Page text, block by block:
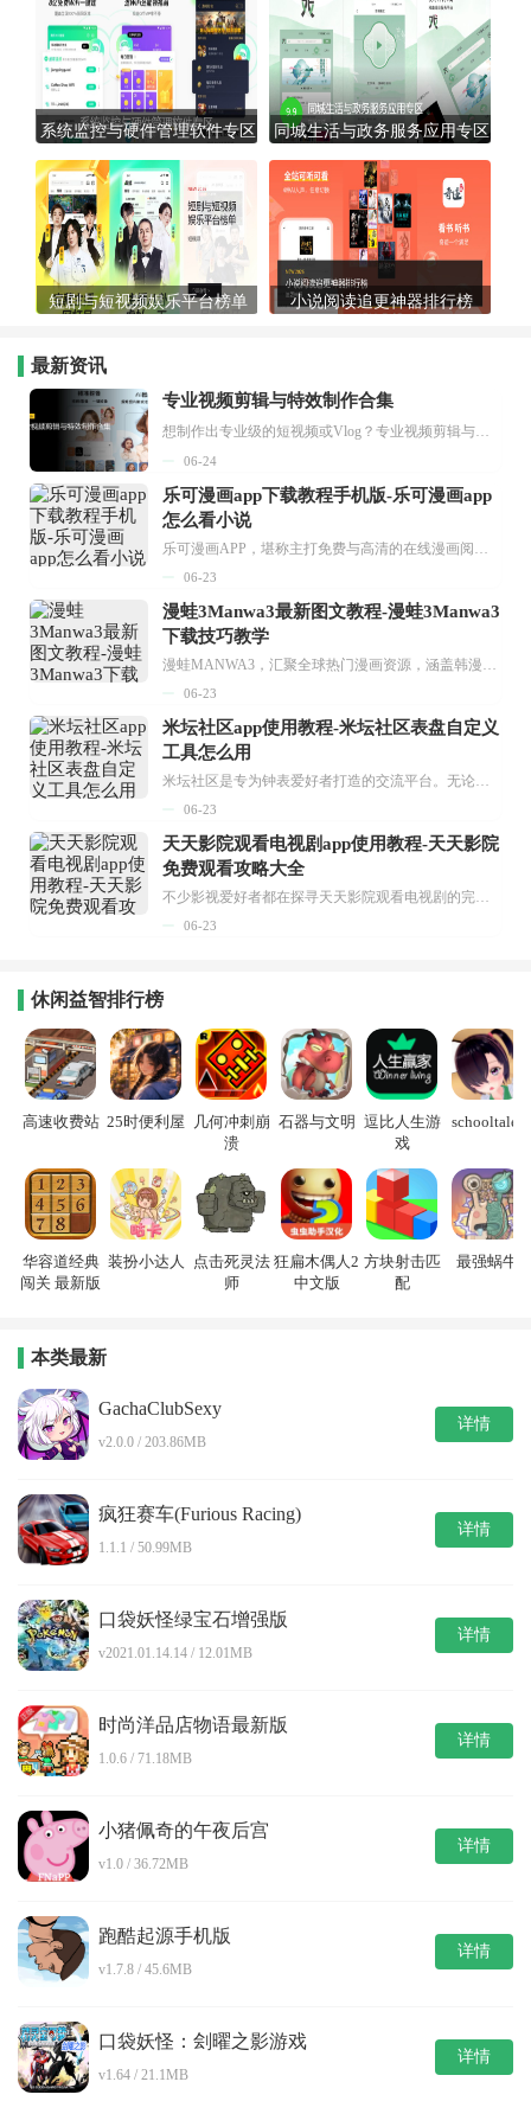
系统监控与硬件管理软件专区 同城生活与政务服务应用专区
短剧与短视频娱乐平台榜单 小说阅读追更神器排行榜
最新资讯
专业视频剪辑与特效制作合集
06-24
乐可漫画app下载教程手机版-乐可漫画app
怎么看小说
乐可漫画APP，堪称主打免费与高清的在线漫画阅读神器。其官方版提供海量完整版漫画资源，无论是国内漫画，还是日漫、韩漫、台漫、美漫等国外漫画，应有尽有，随时供你阅读。只需轻点一下，便能直接进入阅读界面。不仅如此，乐可漫画最新版本更新速度极快，在这里，你总能抢先看到全网一手漫画章节内容！...
06-23
漫蛙3Manwa3最新图文教程-漫蛙3Manwa3
下载技巧教学
漫蛙MANWA3，汇聚全球热门漫画资源，涵盖韩漫、欧美漫画、国漫等多种类型，题材丰富多样，全方位满足用户阅读喜好。它不仅是阅读平台，更是创作平台，为广大用户打造零门槛创作环境。...
06-23
米坛社区app使用教程-米坛社区表盘自定义
工具怎么用
米坛社区是专为钟表爱好者打造的交流平台。无论你是初涉钟表领域的普通爱好者，还是拥有多年收藏经验的资深玩家，都能在此找到属于自己的天地。 无需注册，就能轻松参与其中。通过专业的讨论论坛与丰富的交互功能，你可与世界各地的钟表爱好者畅快交流。若你钟情于钟表，米坛社区无疑是值得一试的理想之选。在这里，你能获取最新的手表资讯，交流见解，提升鉴赏品味，让每一块手表都成为收藏故事中重要的一部分。感兴趣的朋友，不要错过下载机会。...
06-23
天天影院观看电视剧app使用教程-天天影院
免费观看攻略大全
不少影视爱好者都在探寻天天影院观看电视剧的完整方法，结合最新平台使用规则，本篇新手入门攻略全面讲解观看渠道、检索流程、播放设置以及画面模式调整等实用内容。全文适配手机、电脑等主流设备，步骤简洁易懂，无论是初次使用的新手，还是想要优化观影体验的用户，都能参照内容快速上手，熟练掌握平台各项操作技巧，轻松畅享影视内容。...
06-23
休闲益智排行榜
高速收费站 25时便利屋
几何冲刺崩
溃
石器与文明 逗比人生游
戏
schooltales
华容道经典
闯关 最新版
装扮小达人
点击死灵法
师
狂扁木偶人2
中文版
方块射击匹
配
最强蜗牛
本类最新
GachaClubSexy
v2.0.0 / 203.86MB
详情
疯狂赛车(Furious Racing)
1.1.1 / 50.99MB
详情
口袋妖怪绿宝石增强版
v2021.01.14.14 / 12.01MB
详情
时尚洋品店物语最新版
1.0.6 / 71.18MB
详情
小猪佩奇的午夜后宫
v1.0 / 36.72MB
详情
跑酷起源手机版
v1.7.8 / 45.6MB
详情
口袋妖怪：刽曜之影游戏
v1.64 / 21.1MB
详情